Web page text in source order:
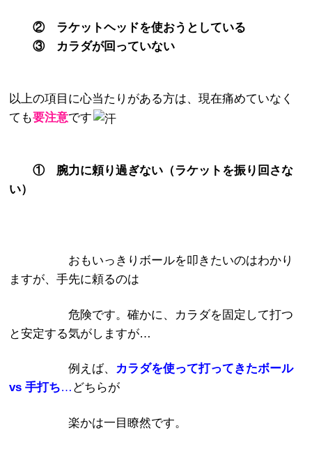
② ラケットヘッドを使おうとしている
③ カラダが回っていない
以上の項目に心当たりがある方は、現在痛めていなく
ても要注意です
① 腕力に頼り過ぎない（ラケットを振り回さな
い）
おもいっきりボールを叩きたいのはわかり
ますが、手先に頼るのは
危険です。確かに、カラダを固定して打つ
と安定する気がしますが…
例えば、 カラダを使って打ってきたボール
vs 手打ち… どちらが
楽かは一目瞭然です。